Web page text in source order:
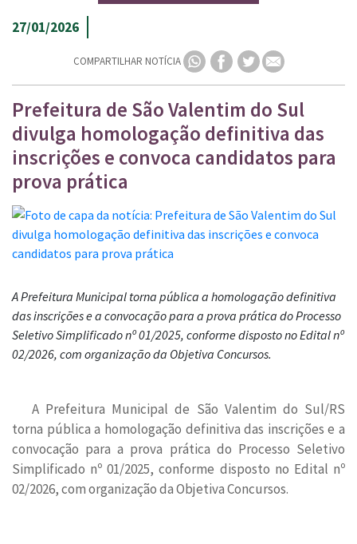
27/01/2026
COMPARTILHAR NOTÍCIA
Prefeitura de São Valentim do Sul
divulga homologação definitiva das
inscrições e convoca candidatos para
prova prática
A Prefeitura Municipal torna pública a homologação definitiva
das inscrições e a convocação para a prova prática do Processo
Seletivo Simplificado nº 01/2025, conforme disposto no Edital nº
02/2026, com organização da Objetiva Concursos.
A Prefeitura Municipal de São Valentim do Sul/RS
torna pública a homologação definitiva das inscrições e a
convocação para a prova prática do Processo Seletivo
Simplificado nº 01/2025, conforme disposto no Edital nº
02/2026, com organização da Objetiva Concursos.